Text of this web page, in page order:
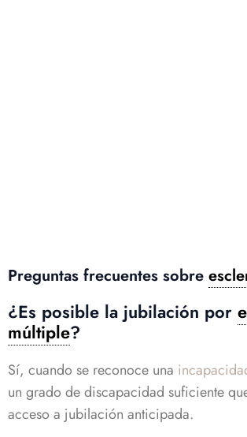
Preguntas frecuentes sobre
¿Es posible la jubilación por
múltiple?
Sí, cuando se reconoce una
un grado de discapacidad suficiente
acceso a jubilación anticipada.